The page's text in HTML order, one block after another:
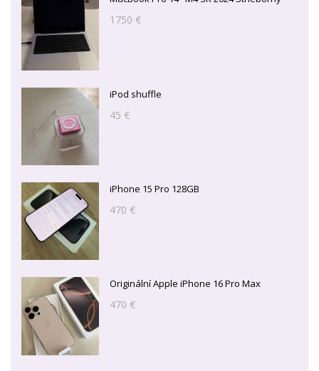
1750 €
iPod shuffle
45 €
iPhone 15 Pro 128GB
470 €
Originální Apple iPhone 16 Pro Max
470 €